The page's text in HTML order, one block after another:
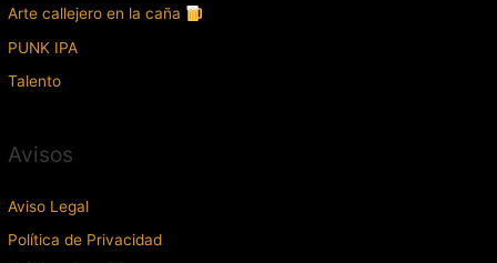
Arte callejero en la caña
PUNK IPA
Talento
Avisos
Aviso Legal
Política de Privacidad